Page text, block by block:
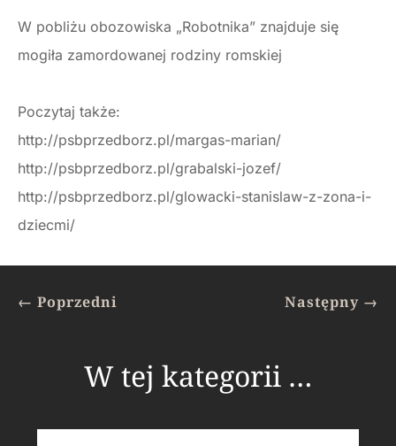
W pobliżu obozowiska „Robotnika” znajduje się
mogiła zamordowanej rodziny romskiej
Poczytaj także:
http://psbprzedborz.pl/margas-marian/
http://psbprzedborz.pl/grabalski-jozef/
http://psbprzedborz.pl/glowacki-stanislaw-z-zona-i-
dziecmi/
← Poprzedni Następny →
W tej kategorii …